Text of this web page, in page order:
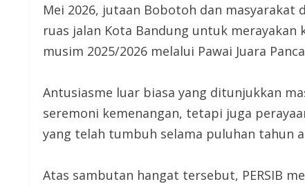
Mei 2026, jutaan Bobotoh dan masyarakat
ruas jalan Kota Bandung untuk merayakan
musim 2025/2026 melalui Pawai Juara
Antusiasme luar biasa yang ditunjukkan
seremoni kemenangan, tetapi juga
yang telah tumbuh selama puluhan tahun
Atas sambutan hangat tersebut, PERSIB